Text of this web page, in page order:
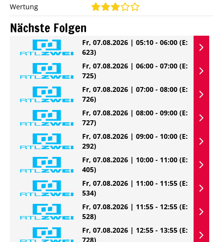
Wertung
Nächste Folgen
Fr, 07.08.2026 | 05:10 - 06:00 (E:
623)
Fr, 07.08.2026 | 06:00 - 07:00 (E:
725)
Fr, 07.08.2026 | 07:00 - 08:00 (E:
726)
Fr, 07.08.2026 | 08:00 - 09:00 (E:
727)
Fr, 07.08.2026 | 09:00 - 10:00 (E:
292)
Fr, 07.08.2026 | 10:00 - 11:00 (E:
405)
Fr, 07.08.2026 | 11:00 - 11:55 (E:
534)
Fr, 07.08.2026 | 11:55 - 12:55 (E:
528)
Fr, 07.08.2026 | 12:55 - 13:55 (E:
728)